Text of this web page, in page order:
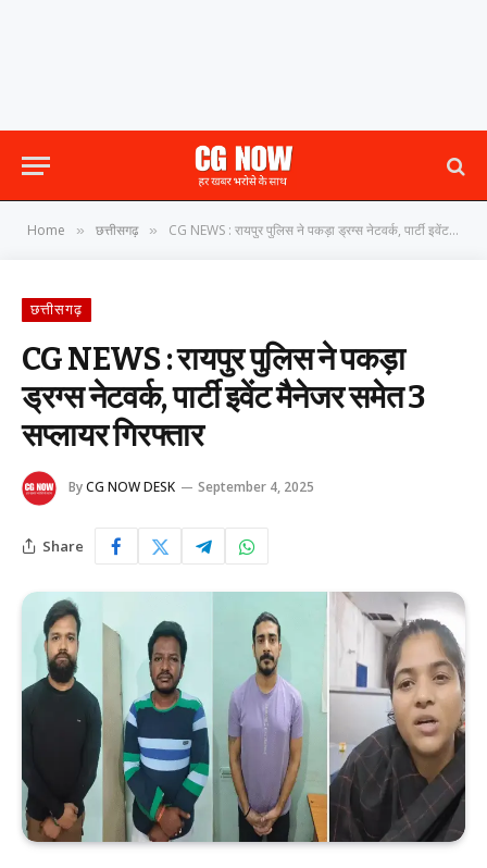
Home » छत्तीसगढ़ » CG NEWS : रायपुर पुलिस ने पकड़ा ड्रग्स नेटवर्क, पार्टी इवेंट मैनेजर समेत 3 सप्लायर गिरफ्तार
छत्तीसगढ़
CG NEWS : रायपुर पुलिस ने पकड़ा
ड्रग्स नेटवर्क, पार्टी इवेंट मैनेजर समेत 3
सप्लायर गिरफ्तार
ByCG NOW DESK September 4, 2025
Share